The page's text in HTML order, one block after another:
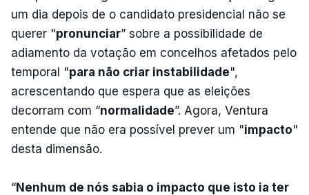
um dia depois de o candidato presidencial não se
querer "pronunciar” sobre a possibilidade de
adiamento da votação em concelhos afetados pelo
temporal "para não criar instabilidade",
acrescentando que espera que as eleições
decorram com “normalidade”. Agora, Ventura
entende que não era possível prever um "impacto"
desta dimensão.
“Nenhum de nós sabia o impacto que isto ia ter